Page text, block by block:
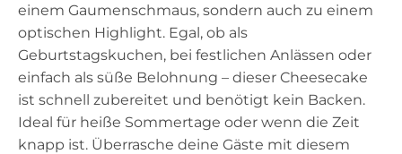
einem Gaumenschmaus, sondern auch zu einem
optischen Highlight. Egal, ob als
Geburtstagskuchen, bei festlichen Anlässen oder
einfach als süße Belohnung – dieser Cheesecake
ist schnell zubereitet und benötigt kein Backen.
Ideal für heiße Sommertage oder wenn die Zeit
knapp ist. Überrasche deine Gäste mit diesem